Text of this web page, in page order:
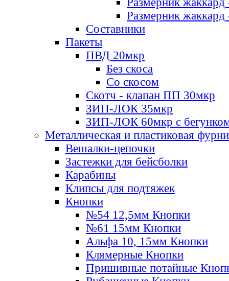
Размерник
Составники
Пакеты
ПВД 20мкр
Без скоса
Со скосом
Скотч - клапан ПП 30мкр
ЗИП-ЛОК 35мкр
ЗИП-ЛОК 60мкр с
Металлическая и пластиковая
Вешалки-цепочки
Застежки для бейсболки
Карабины
Клипсы для подтяжек
Кнопки
№54 12,5мм Кнопки
№61 15мм Кнопки
Альфа 10, 15мм Кнопки
Клямерные Кнопки
Пришивные потайные